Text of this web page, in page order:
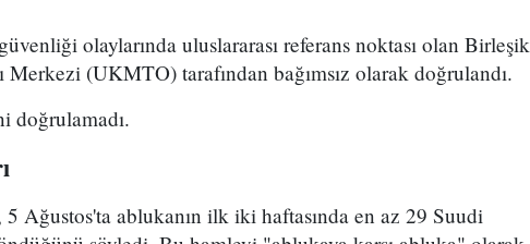
olaylarında uluslararası referans noktası olan Birleşik
(UKMTO) tarafından bağımsız olarak doğrulandı.
doğrulamadı.
Ağustos'ta ablukanın ilk iki haftasında en az 29 Suudi